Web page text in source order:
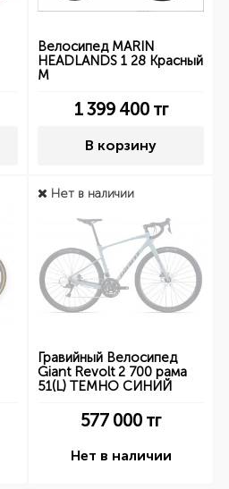
Велосипед MARIN
HEADLANDS 1 28 Красный
М
1 399 400тг
В корзину
Нет в наличии
Гравийный Велосипед
Giant Revolt 2 700 рама
51(L) ТЕМНО СИНИЙ
577 000 тг
Нет в наличии